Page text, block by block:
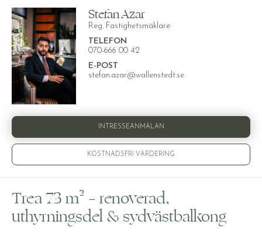
Stefan Azar
Reg. Fastighetsmäklare
TELEFON
070-666 00 42
E-POST
stefan.azar@wallenstedt.se
INTRESSEANMÄLAN
KOSTNADSFRI VÄRDERING
Trea 73 m² – renoverad,
uthyrningsdel & sydvästbalkong